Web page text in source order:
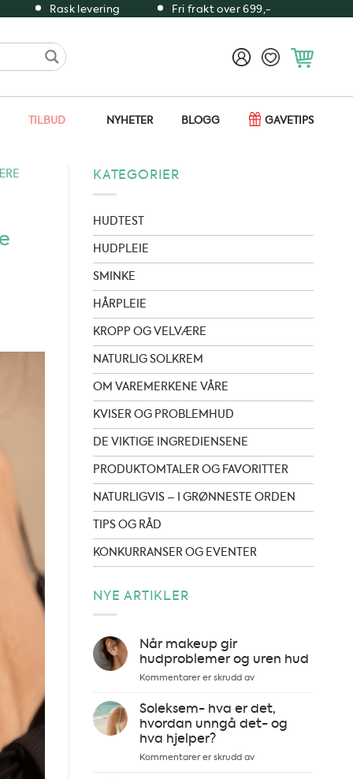
Rask levering Fri frakt over 699,-
TILBUD NYHETER BLOGG GAVETIPS
KATEGORIER
HUDTEST
HUDPLEIE
SMINKE
HÅRPLEIE
KROPP OG VELVÆRE
NATURLIG SOLKREM
OM VAREMERKENE VÅRE
KVISER OG PROBLEMHUD
DE VIKTIGE INGREDIENSENE
PRODUKTOMTALER OG FAVORITTER
NATURLIGVIS – I GRØNNESTE ORDEN
TIPS OG RÅD
KONKURRANSER OG EVENTER
NYE ARTIKLER
Når makeup gir
hudproblemer og uren hud
Kommentarer er skrudd avfor
makeup
gir
hudproblemer
uren
Soleksem- hva er det,
hvordan unngå det- og
hva hjelper?
Kommentarer er skrudd avfor